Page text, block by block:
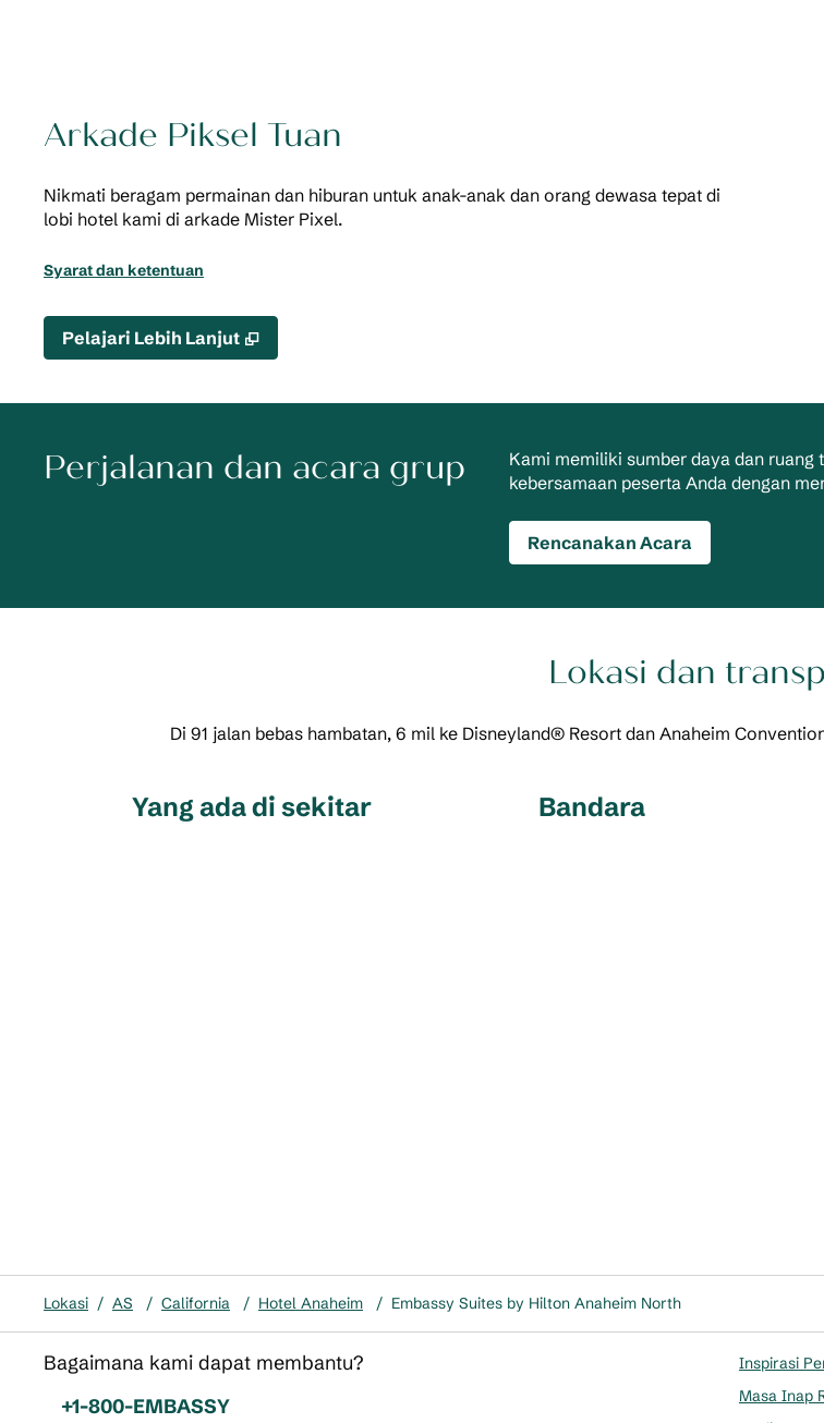
Arkade Piksel Tuan
Nikmati beragam permainan dan hiburan untuk anak-anak dan orang dewasa tepat di
lobi hotel kami di arkade Mister Pixel.
Syarat dan ketentuan
Pelajari Lebih Lanjut ,
Perjalanan dan acara grup
Kami memiliki sumber daya dan
kebersamaan peserta Anda dengan
Rencanakan Acara
Lokasi dan
Di 91 jalan bebas hambatan, 6 mil ke Disneyland® Resort dan Anaheim
Yang ada di sekitar Bandara
Lokasi / AS / California / Hotel Anaheim / Embassy Suites by Hilton Anaheim North
Bagaimana kami dapat membantu?
Telepon:
+1-800-EMBASSY
Inspirasi
Masa Inap